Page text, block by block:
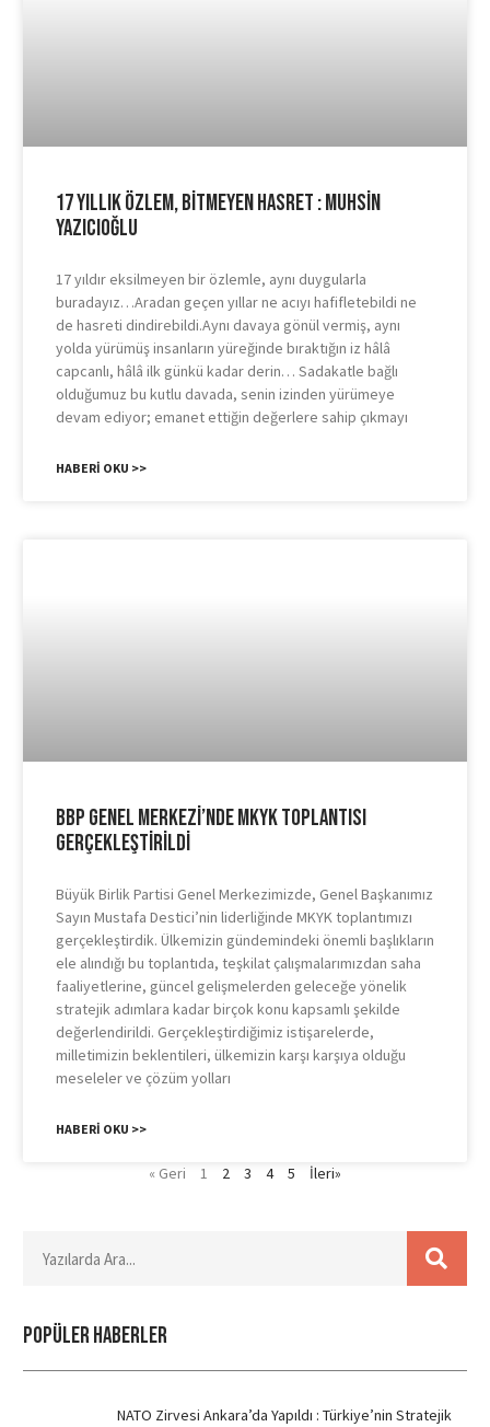
17 Yıllık Özlem, Bitmeyen Hasret : Muhsin
Yazıcıoğlu
17 yıldır eksilmeyen bir özlemle, aynı duygularla
buradayız…Aradan geçen yıllar ne acıyı hafifletebildi ne
de hasreti dindirebildi.Aynı davaya gönül vermiş, aynı
yolda yürümüş insanların yüreğinde bıraktığın iz hâlâ
capcanlı, hâlâ ilk günkü kadar derin… Sadakatle bağlı
olduğumuz bu kutlu davada, senin izinden yürümeye
devam ediyor; emanet ettiğin değerlere sahip çıkmayı
HABERI OKU >>
BBP Genel Merkezi’nde MKYK Toplantısı
Gerçekleştirildi
Büyük Birlik Partisi Genel Merkezimizde, Genel Başkanımız
Sayın Mustafa Destici’nin liderliğinde MKYK toplantımızı
gerçekleştirdik. Ülkemizin gündemindeki önemli başlıkların
ele alındığı bu toplantıda, teşkilat çalışmalarımızdan saha
faaliyetlerine, güncel gelişmelerden geleceğe yönelik
stratejik adımlara kadar birçok konu kapsamlı şekilde
değerlendirildi. Gerçekleştirdiğimiz istişarelerde,
milletimizin beklentileri, ülkemizin karşı karşıya olduğu
meseleler ve çözüm yolları
HABERI OKU >>
« Geri 1 2 3 4 5 İleri»
POPÜLER HABERLER
NATO Zirvesi Ankara’da Yapıldı : Türkiye’nin Stratejik